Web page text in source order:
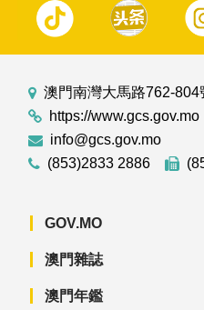
澳門南灣大馬路762-
https://www.gcs.gov.mo
info@gcs.gov.mo
(853)2833 2886
GOV.MO
澳門雜誌
澳門年鑑